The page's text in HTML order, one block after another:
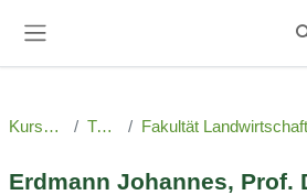
Kursbereiche Triesdorf
Erdmann Johannes, Prof.